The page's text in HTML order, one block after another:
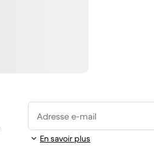
Adresse e-mail
En savoir plus